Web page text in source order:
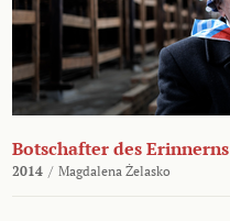
Botschafter des Erinnerns
2014 / Magdalena Żelasko